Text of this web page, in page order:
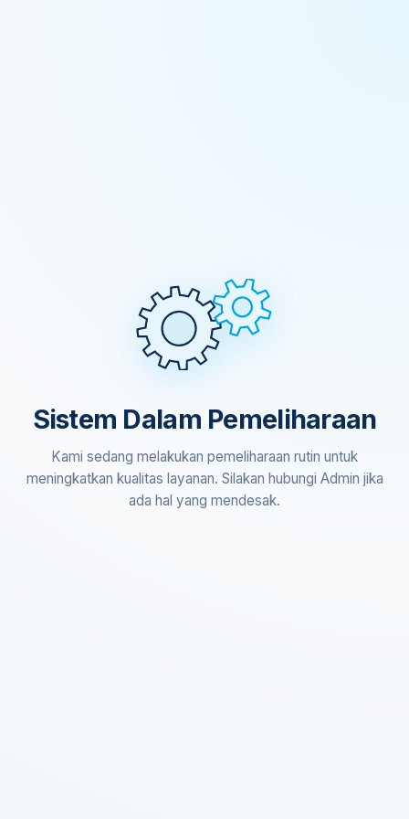
Sistem Dalam Pemeliharaan
Kami sedang melakukan pemeliharaan rutin untuk
meningkatkan kualitas layanan. Silakan hubungi Admin jika
ada hal yang mendesak.